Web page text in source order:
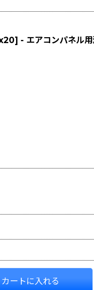
- エアコンパネル用
カートに入れる